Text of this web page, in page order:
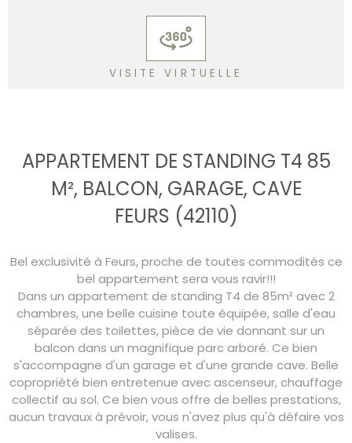
VISITE VIRTUELLE
APPARTEMENT DE STANDING T4 85
M², BALCON, GARAGE, CAVE
FEURS (42110)
Bel exclusivité à Feurs, proche de toutes commodités ce
bel appartement sera vous ravir!!!
Dans un appartement de standing T4 de 85m² avec 2
chambres, une belle cuisine toute équipée, salle d'eau
séparée des toilettes, pièce de vie donnant sur un
balcon dans un magnifique parc arboré. Ce bien
s'accompagne d'un garage et d'une grande cave. Belle
copropriété bien entretenue avec ascenseur, chauffage
collectif au sol. Ce bien vous offre de belles prestations,
aucun travaux à prévoir, vous n'avez plus qu'à défaire vos
valises.